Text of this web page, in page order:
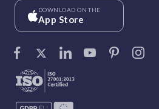
DOWNLOAD ON THE
App Store